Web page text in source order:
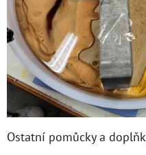
Ostatní pomůcky a